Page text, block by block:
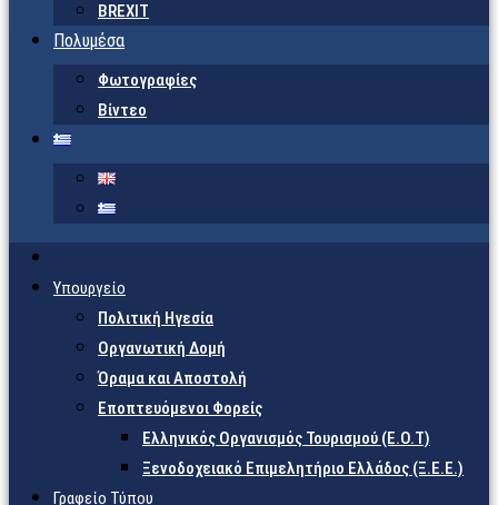
BREXIT
Πολυμέσα
Φωτογραφίες
Βίντεο
Υπουργείο
Πολιτική Ηγεσία
Οργανωτική Δομή
Όραμα και Αποστολή
Εποπτευόμενοι Φορείς
Eλληνικός Οργανισμός Τουρισμού (Ε.Ο.Τ)
Ξενοδοχειακό Επιμελητήριο Ελλάδος (Ξ.Ε.Ε.)
Γραφείο Τύπου